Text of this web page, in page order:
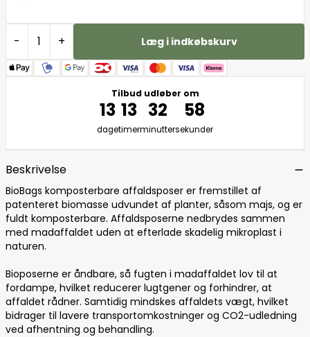
- + Læg i indkøbskurv
Tilbud udløber om
13
dage
13
timer
32
minutter
58
sekunder
Beskrivelse
BioBags komposterbare affaldsposer er fremstillet af
patenteret biomasse udvundet af planter, såsom majs, og er
fuldt komposterbare. Affaldsposerne nedbrydes sammen
med madaffaldet uden at efterlade skadelig mikroplast i
naturen.
Bioposerne er åndbare, så fugten i madaffaldet lov til at
fordampe, hvilket reducerer lugtgener og forhindrer, at
affaldet rådner. Samtidig mindskes affaldets vægt, hvilket
bidrager til lavere transportomkostninger og CO2-udledning
ved afhentning og behandling.